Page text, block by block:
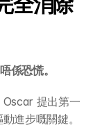
係恐慌。
提出第一
進步嘅關鍵。